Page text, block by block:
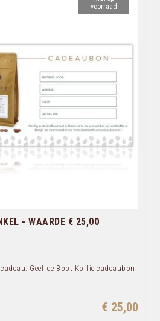
voorraad
- WAARDE € 25,00
Geef de Boot Koffie cadeaubon.
€ 25,00